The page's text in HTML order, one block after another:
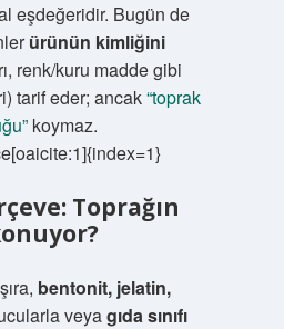
eşdeğeridir. Bugün de
ürünün kimliğini
renk/kuru madde gibi
tarif eder; ancak“toprak
koymaz.
Toprağın
bentonit, jelatin,
veyagıda sınıfı